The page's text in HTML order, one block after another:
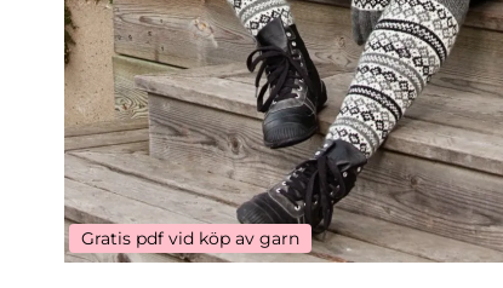
Gratis pdf vid köp av garn